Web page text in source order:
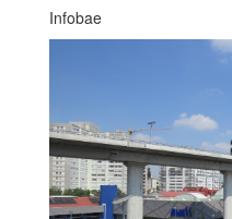
Infobae